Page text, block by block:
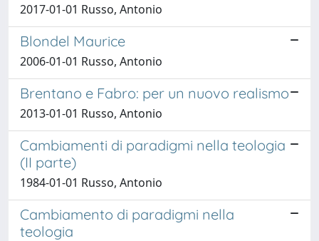
2017-01-01 Russo, Antonio
Blondel Maurice
2006-01-01 Russo, Antonio
Brentano e Fabro: per un nuovo realismo
2013-01-01 Russo, Antonio
Cambiamenti di paradigmi nella teologia
(II parte)
1984-01-01 Russo, Antonio
Cambiamento di paradigmi nella
teologia